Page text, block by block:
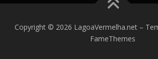
Copyright © 2026 LagoaVermelha.net –
FameThemes